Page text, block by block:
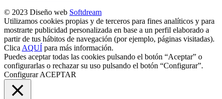
© 2023 Diseño web Softdream
Utilizamos cookies propias y de terceros para fines analíticos y para
mostrarte publicidad personalizada en base a un perfil elaborado a
partir de tus hábitos de navegación (por ejemplo, páginas visitadas).
Clica AQUÍ para más información.
Puedes aceptar todas las cookies pulsando el botón “Aceptar” o
configurarlas o rechazar su uso pulsando el botón “Configurar”.
Configurar ACEPTAR